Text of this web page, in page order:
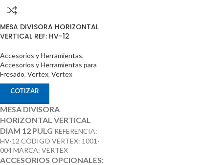
MESA DIVISORA HORIZONTAL
VERTICAL REF: HV-12
Accesorios y Herramientas,
Accesorios y Herramientas para
Fresado, Vertex, Vertex
COTIZAR
MESA DIVISORA
HORIZONTAL VERTICAL
DIAM 12 PULG REFERENCIA:
HV-12 CÓDIGO VERTEX: 1001-
004 MARCA: VERTEX
ACCESORIOS OPCIONALES: